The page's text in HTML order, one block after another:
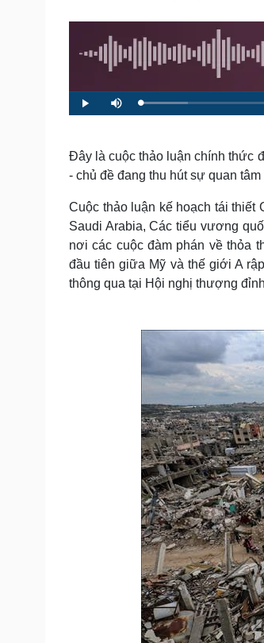
Sức khỏe
Dinh dưỡng - món ngon
Cây thuốc
Sản phụ khoa
Nhi khoa
Phòng mạch online
Ăn sạch sống khỏe
Đời
Nhà
Tình
Cải chính
P
l
M
u
L
o
8
4
Đây là cuộc thảo luận chính thức
- chủ đề đang thu hút sự quan
Cuộc thảo luận kế hoạch tái
Saudi Arabia, Các tiểu vương
nơi các cuộc đàm phán về thỏa
đầu tiên giữa Mỹ và thế giới A
thông qua tại Hội nghị thượng